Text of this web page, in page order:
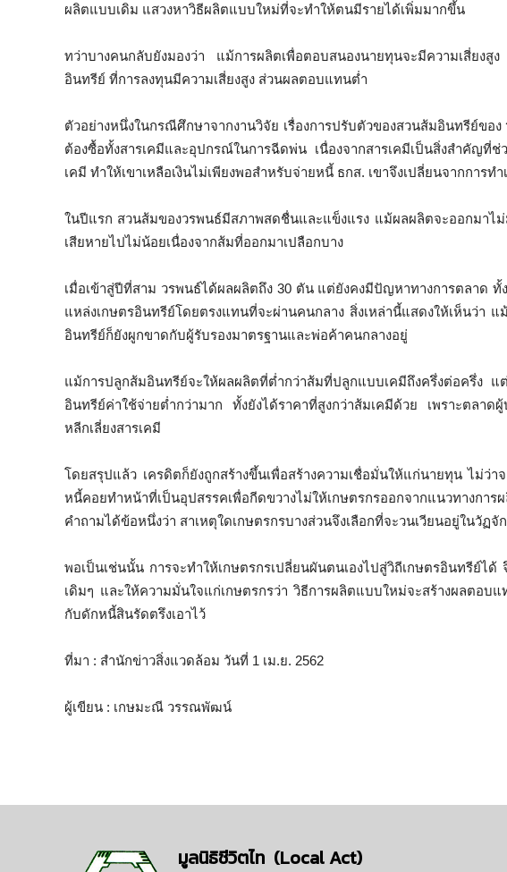
ผลิตแบบเดิม แสวงหาวิธีผลิตแบบใหม่ที่จะทำให้ตนมีรายได้เพิ่มมากขึ้น
ทว่าบางคนกลับยังมองว่า แม้การผลิตเพื่อตอบสนองนายทุนจะมีความเสี่ย
อินทรีย์ ที่การลงทุนมีความเสี่ยงสูง ส่วนผลตอบแทนต่ำ
ตัวอย่างหนึ่งในกรณีศึกษาจากงานวิจัย เรื่องการปรับตัวของสวนส้มอินทรีย์ของ
ต้องซื้อทั้งสารเคมีและอุปกรณ์ในการฉีดพ่น เนื่องจากสารเคมีเป็นสิ่งสำคัญที่
เคมี ทำให้เขาเหลือเงินไม่เพียงพอสำหรับจ่ายหนี้ ธกส. เขาจึงเปลี่ยนจากการท
ในปีแรก สวนส้มของวรพนธ์มีสภาพสดชื่นและแข็งแรง แม้ผลผลิตจะออกมาไ
เสียหายไปไม่น้อยเนื่องจากส้มที่ออกมาเปลือกบาง
เมื่อเข้าสู่ปีที่สาม วรพนธ์ได้ผลผลิตถึง 30 ตัน แต่ยังคงมีปัญหาทางการตลาด ทั้
แหล่งเกษตรอินทรีย์โดยตรงแทนที่จะผ่านคนกลาง สิ่งเหล่านี้แสดงให้เห็นว่า
อินทรีย์ก็ยังผูกขาดกับผู้รับรองมาตรฐานและพ่อค้าคนกลางอยู่
แม้การปลูกส้มอินทรีย์จะให้ผลผลิตที่ต่ำกว่าส้มที่ปลูกแบบเคมีถึงครึ่งต่อครึ่ง
อินทรีย์ค่าใช้จ่ายต่ำกว่ามาก ทั้งยังได้ราคาที่สูงกว่าส้มเคมีด้วย เพราะตลา
หลีกเลี่ยงสารเคมี
โดยสรุปแล้ว เครดิตก็ยังถูกสร้างขึ้นเพื่อสร้างความเชื่อมั่นให้แก่นายทุน ไม่ว่
หนี้คอยทำหน้าที่เป็นอุปสรรคเพื่อกีดขวางไม่ให้เกษตรกรออกจากแนวทางก
คำถามได้ข้อหนึ่งว่า สาเหตุใดเกษตรกรบางส่วนจึงเลือกที่จะวนเวียนอยู่ในวัฏ
พอเป็นเช่นนั้น การจะทำให้เกษตรกรเปลี่ยนผันตนเองไปสู่วิถีเกษตรอินทรีย์ได้
เดิมๆ และให้ความมั่นใจแก่เกษตรกรว่า วิธีการผลิตแบบใหม่จะสร้างผลตอ
กับดักหนี้สินรัดตรึงเอาไว้
ที่มา : สำนักข่าวสิ่งแวดล้อม วันที่ 1 เม.ย. 2562
ผู้เขียน : เกษมะณี วรรณพัฒน์
มูลนิธิชีวิตไท (Local Act)